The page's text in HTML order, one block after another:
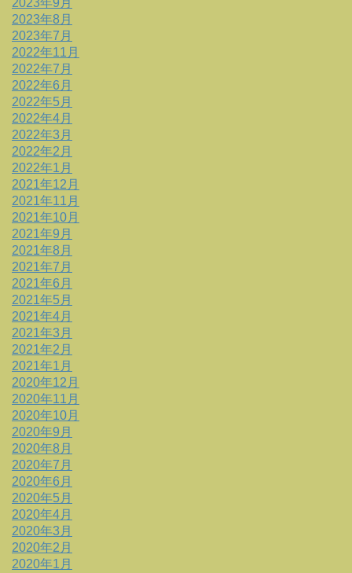
2023年9月
2023年8月
2023年7月
2022年11月
2022年7月
2022年6月
2022年5月
2022年4月
2022年3月
2022年2月
2022年1月
2021年12月
2021年11月
2021年10月
2021年9月
2021年8月
2021年7月
2021年6月
2021年5月
2021年4月
2021年3月
2021年2月
2021年1月
2020年12月
2020年11月
2020年10月
2020年9月
2020年8月
2020年7月
2020年6月
2020年5月
2020年4月
2020年3月
2020年2月
2020年1月